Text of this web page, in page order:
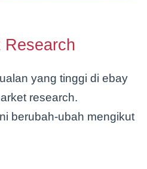
Research
yang tinggi di ebay
research.
berubah-ubah mengikut